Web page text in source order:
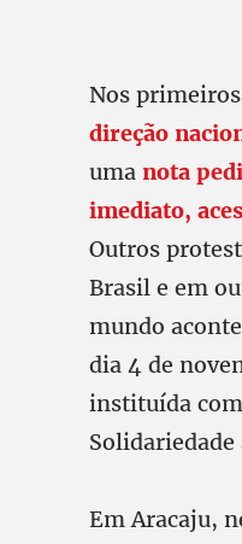
Nos
direção
uma nota
imediato,
Outros
Brasil e em
mundo
dia 4 de
instituída
Solidariedade
Em Aracaju,